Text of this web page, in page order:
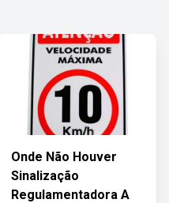
Onde Não Houver
Sinalização
Regulamentadora A